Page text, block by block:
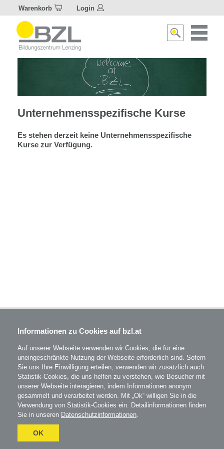
Warenkorb Login
Suche
Unternehmensspezifische Kurse
Es stehen derzeit keine Unternehmensspezifische
Kurse zur Verfügung.
BZL - Bildungszentrum Lenzing GmbH
Im Grüntal 2
T: 07672 701-3531
office@bzl.at
BZLauf Facebook
BZLauf Instagram
Umgesetzt
Informationen zu Cookies auf bzl.at
Auf unserer Webseite verwenden wir Cookies, die für eine
uneingeschränkte Nutzung der Webseite erforderlich sind. Sofern
Sie uns Ihre Einwilligung erteilen, verwenden wir zusätzlich auch
Statistik-Cookies, die uns helfen zu verstehen, wie Besucher mit
unserer Webseite interagieren, indem Informationen anonym
gesammelt und verarbeitet werden. Mit „Ok“ willigen Sie in die
Verwendung von Statistik-Cookies ein. Detailinformationen finden
Sie in unseren Datenschutzinformationen.
OK